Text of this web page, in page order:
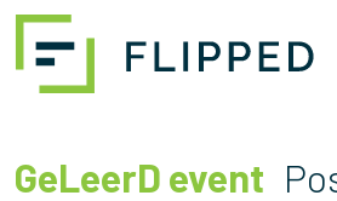
Skip
naar
inhoud
GeLeerD event